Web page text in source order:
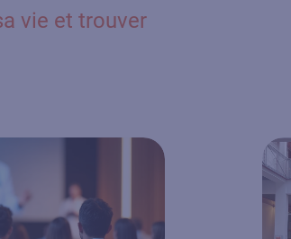
vie et trouver